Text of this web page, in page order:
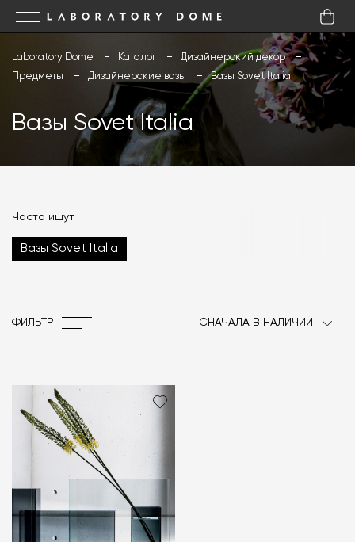
Laboratory Dome Каталог
Дизайнерский декор
Предметы
Дизайнерские вазы Вазы Sovet Italia
Вазы Sovet Italia
Часто ищут
Вазы Sovet Italia
ФИЛЬТР СНАЧАЛА В НАЛИЧИИ